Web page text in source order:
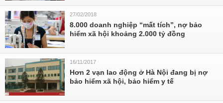
27/02/2018
8.000 doanh nghiệp “mất tích”, nợ bảo
hiểm xã hội khoảng 2.000 tỷ đồng
16/11/2017
Hơn 2 vạn lao động ở Hà Nội đang bị nợ
bảo hiểm xã hội, bảo hiểm y tế